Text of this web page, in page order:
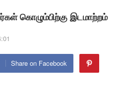
கொழும்பிற்கு இடமாற்றம்
Share on Facebook